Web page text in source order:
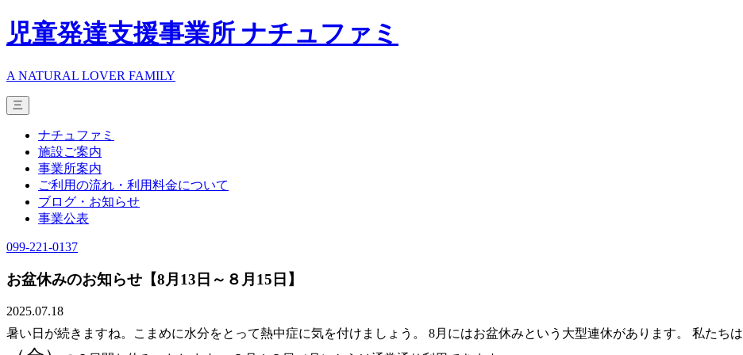
児童発達支援事業所 ナチュファミ
A NATURAL LOVER FAMILY
三
ナチュファミ
施設ご案内
事業所案内
ご利用の流れ・利用料金について
ブログ・お知らせ
事業公表
099-221-0137
お盆休みのお知らせ【8月13日～８月15日】
2025.07.18
暑い日が続きますね。こまめに水分をとって熱中症に気を付けましょう。 8月にはお盆休みという大型連休があります。 私たちは